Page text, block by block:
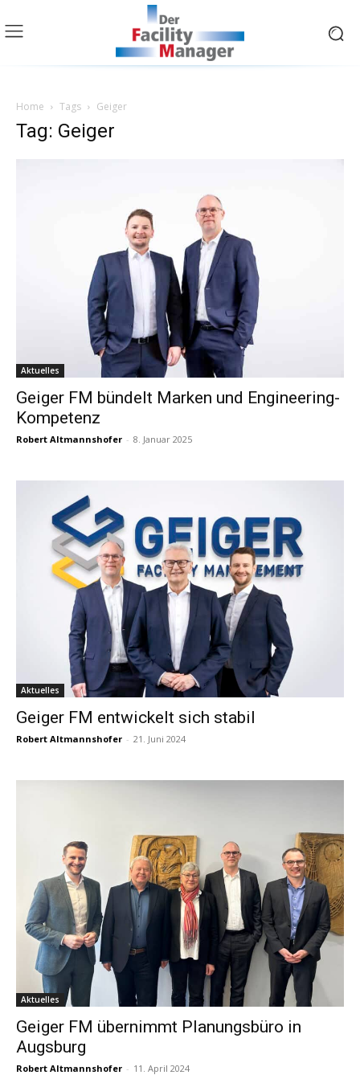
Home Tags Geiger
Tag: Geiger
Aktuelles
Geiger FM bündelt Marken und Engineering-
Kompetenz
Robert Altmannshofer - 8. Januar 2025
Aktuelles
Geiger FM entwickelt sich stabil
Robert Altmannshofer - 21. Juni 2024
Aktuelles
Geiger FM übernimmt Planungsbüro in
Augsburg
Robert Altmannshofer - 11. April 2024